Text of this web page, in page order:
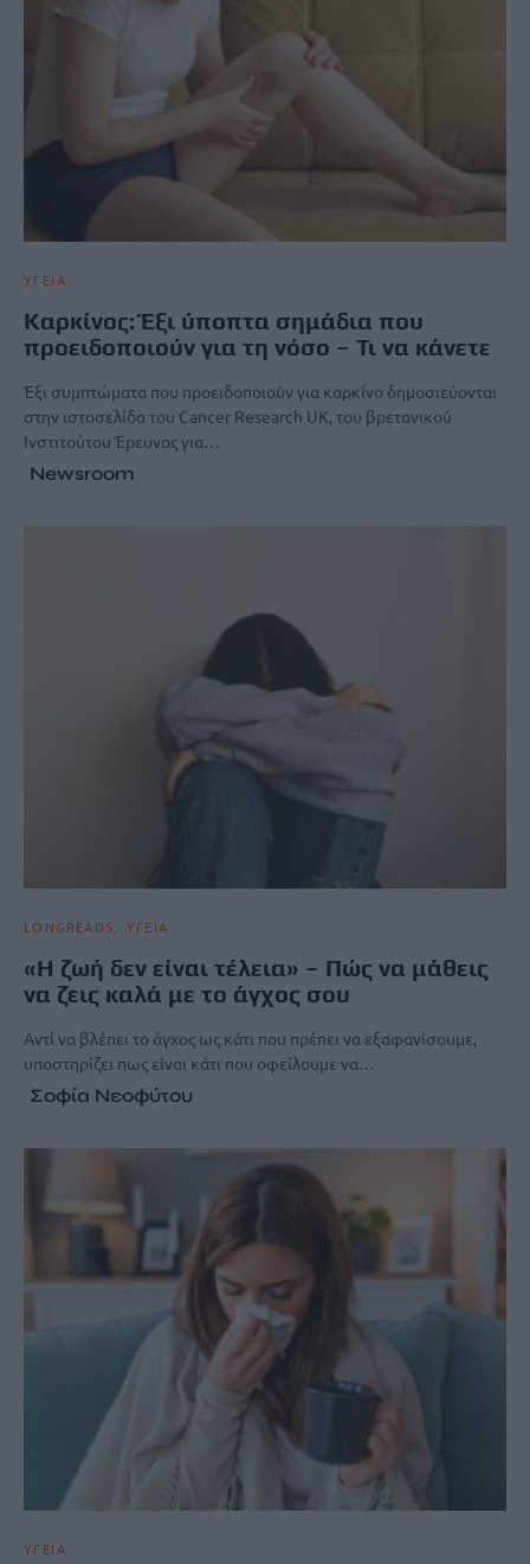
ΥΓΕΙΑ
Καρκίνος: Έξι ύποπτα σημάδια που
προειδοποιούν για τη νόσο – Τι να κάνετε
Έξι συμπτώματα που προειδοποιούν για καρκίνο δημοσιεύονται
στην ιστοσελίδα του Cancer Research UK, του βρετανικού
Ινστιτούτου Έρευνας για…
Newsroom
LONGREADS ΥΓΕΙΑ
«Η ζωή δεν είναι τέλεια» – Πώς να μάθεις
να ζεις καλά με το άγχος σου
Αντί να βλέπει το άγχος ως κάτι που πρέπει να εξαφανίσουμε,
υποστηρίζει πως είναι κάτι που οφείλουμε να…
Σοφία Νεοφύτου
ΥΓΕΙΑ